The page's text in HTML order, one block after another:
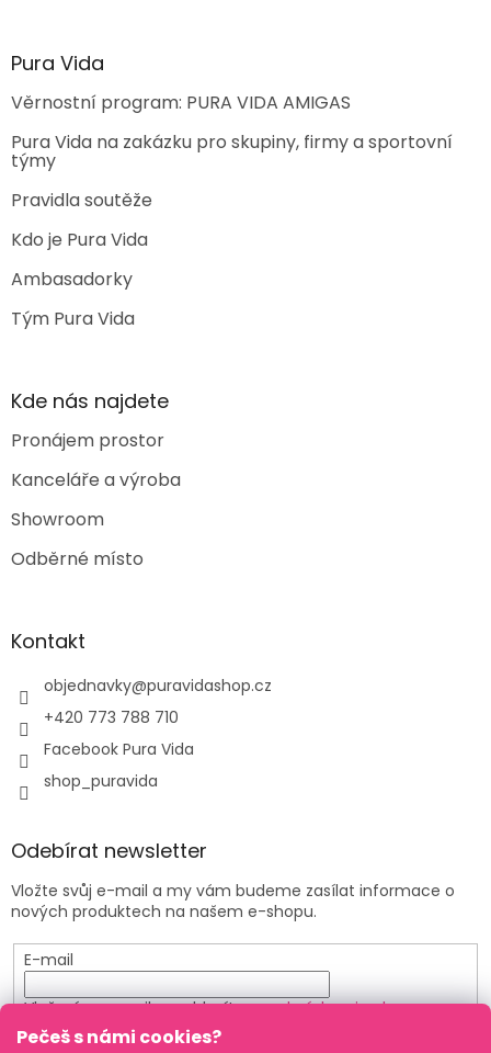
Pečeš s námi cookies?
Pura Vida
Věrnostní program: PURA VIDA AMIGAS
Pura Vida na zakázku pro skupiny, firmy a sportovní
týmy
Pravidla soutěže
Kdo je Pura Vida
Ambasadorky
Tým Pura Vida
Kde nás najdete
Pronájem prostor
Kanceláře a výroba
Showroom
Odběrné místo
Kontakt
objednavky@puravidashop.cz
+420 773 788 710
Facebook Pura Vida
shop_puravida
Odebírat newsletter
Vložte svůj e-mail a my vám budeme zasílat informace o
nových produktech na našem e-shopu.
E-mail
Vložením e-mailu souhlasíte spodmínkami ochrany
osobních údajů